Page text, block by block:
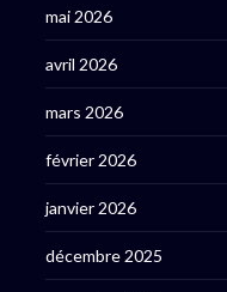
mai 2026
avril 2026
mars 2026
février 2026
janvier 2026
décembre 2025